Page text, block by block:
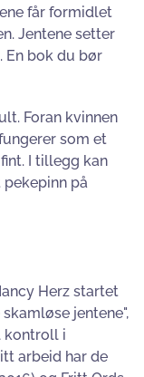
får formidlet
Jentene setter
En bok du bør
Foran kvinnen
som et
I tillegg kan
pekepinn på
Herz startet
jentene",
kontroll i
arbeid har de